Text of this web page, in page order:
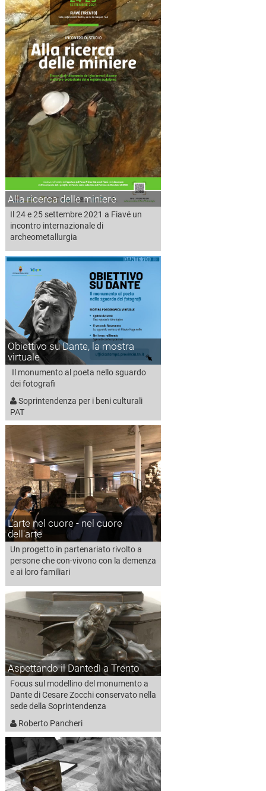
Alla ricerca delle miniere
Il 24 e 25 settembre 2021 a Fiavé un
incontro internazionale di
archeometallurgia
Obiettivo su Dante, la mostra
virtuale
Il monumento al poeta nello sguardo
dei fotografi
Soprintendenza per i beni culturali
PAT
L'arte nel cuore - nel cuore
dell'arte
Un progetto in partenariato rivolto a
persone che con-vivono con la demenza
e ai loro familiari
Aspettando il Dantedì a Trento
Focus sul modellino del monumento a
Dante di Cesare Zocchi conservato nella
sede della Soprintendenza
Roberto Pancheri